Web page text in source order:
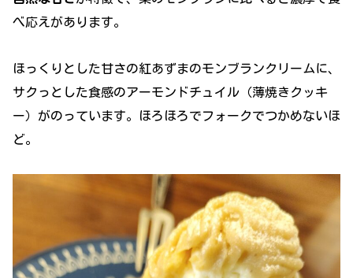
べ応えがあります。
ほっくりとした甘さの紅あずまのモンブランクリームに、
サクっとした食感のアーモンドチュイル（薄焼きクッキ
ー）がのっています。ほろほろでフォークでつかめないほ
ど。